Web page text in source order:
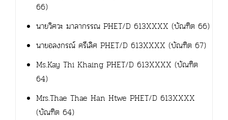
66)
นายวิศวะ มาลากรรณ PHET/D 613XXXX (บัณฑิต 66)
นายอลงกรณ์ ศรีเลิศ PHET/D 613XXXX (บัณฑิต 67)
Ms.Kay Thi Khaing PHET/D 613XXXX (บัณฑิต
64)
Mrs.Thae Thae Han Htwe PHET/D 613XXXX
(บัณฑิต 64)